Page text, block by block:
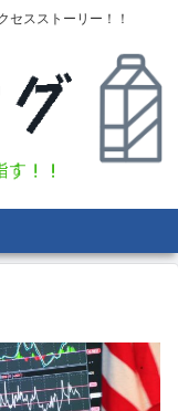
セスストーリー！！